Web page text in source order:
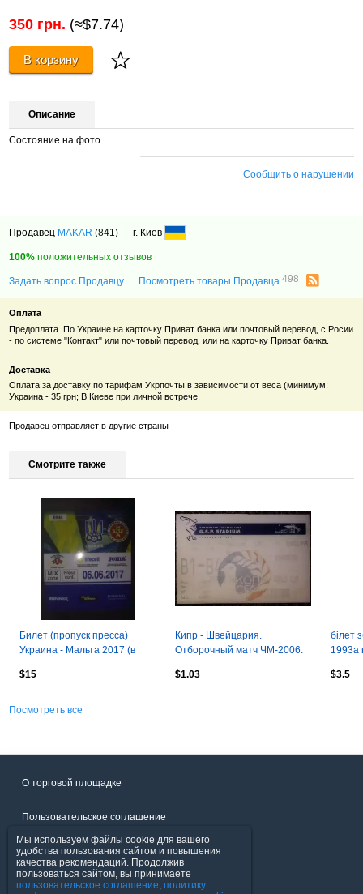
350 грн. (≈$7.74)
В корзину
Описание
Состояние на фото.
Сообщить о нарушении
Продавец MAKAR (841) г. Киев
100% положительных отзывов
Задать вопрос Продавцу Посмотреть товары Продавца498
Оплата
Предоплата. По Украине на карточку Приват банка или почтовый перевод, с Росии
- по системе "Контакт" или почтовый перевод, или на карточку Приват банка.
Доставка
Оплата за доставку по тарифам Укрпочты в зависимости от веса (минимум:
Украина - 35 грн; В Киеве при личной встрече.
Продавец отправляет в другие страны
Смотрите также
Билет (пропуск пресса)
Украина - Мальта 2017 (в
$15
Кипр - Швейцария.
Отборочный матч ЧМ-2006.
$1.03
білет
1993a
$3.5
Посмотреть все
О торговой площадке
Пользовательское соглашение
Политика конфиденциальности
Продавцы
Мы используем файлы cookie для вашего
удобства пользования сайтом и повышения
качества рекомендаций. Продолжив
пользоваться сайтом, вы принимаете
пользовательское соглашение, политику